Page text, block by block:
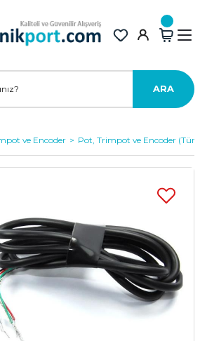
ARA
ve Encoder Pot, Trimpot ve Encoder